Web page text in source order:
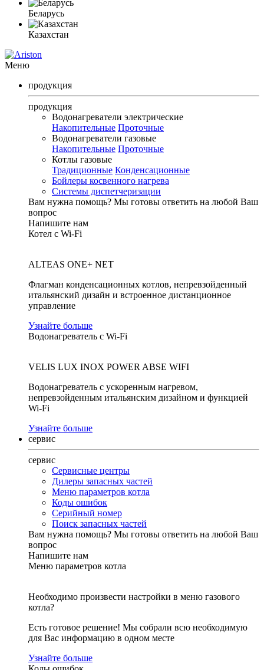
Беларусь
Казахстан
Меню
продукция
продукция
Водонагреватели электрические
Накопительные Проточные
Водонагреватели газовые
Накопительные Проточные
Котлы газовые
Традиционные Конденсационные
Бойлеры косвенного нагрева
Системы диспетчеризации
Вам нужна помощь? Мы готовы ответить на любой Ваш
вопрос
Напишите нам
Котел с Wi-Fi
ALTEAS ONE+ NET
Флагман конденсационных котлов, непревзойденный
итальянский дизайн и встроенное дистанционное
управление
Узнайте больше
Водонагреватель с Wi-Fi
VELIS LUX INOX POWER ABSE WIFI
Водонагреватель с ускоренным нагревом,
непревзойденным итальянским дизайном и функцией
Wi-Fi
Узнайте больше
сервис
сервис
Сервисные центры
Дилеры запасных частей
Меню параметров котла
Коды ошибок
Серийный номер
Поиск запасных частей
Вам нужна помощь? Мы готовы ответить на любой Ваш
вопрос
Напишите нам
Меню параметров котла
Необходимо произвести настройки в меню газового
котла?
Есть готовое решение! Мы собрали всю необходимую
для Вас информацию в одном месте
Узнайте больше